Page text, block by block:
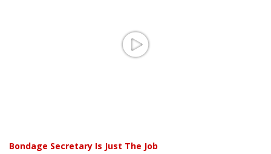
Bondage Secretary Is Just The Job